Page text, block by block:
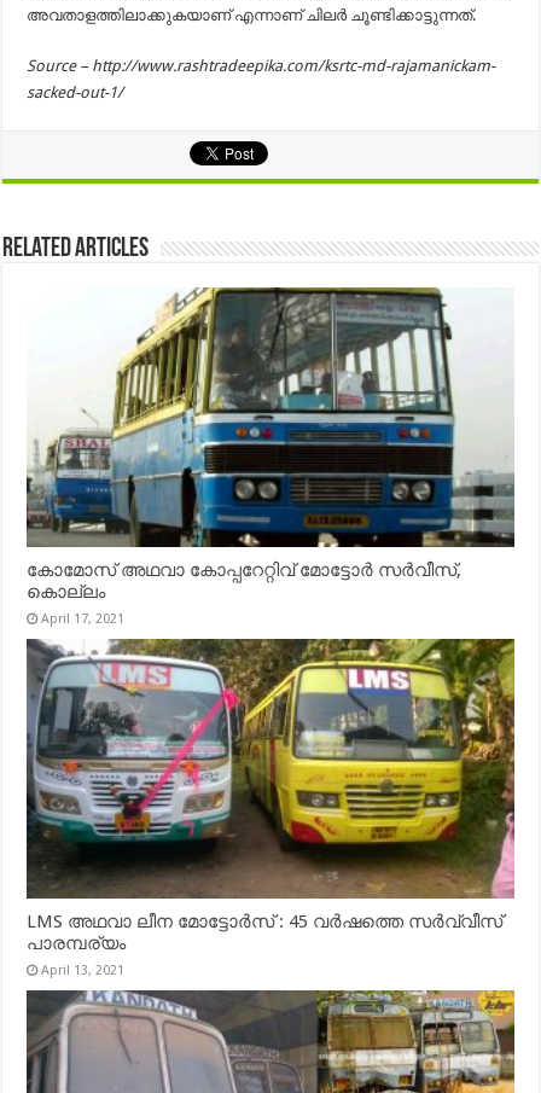
അവതാളത്തിലാക്കുകയാണ് എന്നാണ് ചിലര്‍ ചൂണ്ടിക്കാട്ടുന്നത്.
Source – http://www.rashtradeepika.com/ksrtc-md-rajamanickam-
sacked-out-1/
Related Articles
കോമോസ് അഥവാ കോപ്പറേറ്റിവ് മോട്ടോര്‍ സര്‍വീസ്,
കൊല്ലം
April 17, 2021
LMS അഥവാ ലീന മോട്ടോർസ് : 45 വർഷത്തെ സർവ്വീസ്
പാരമ്പര്യം
April 13, 2021